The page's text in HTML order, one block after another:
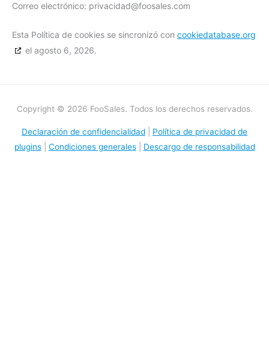
Correo electrónico: privacidad@foosales.com
Esta Política de cookies se sincronizó con cookiedatabase.org
el agosto 6, 2026.
Copyright © 2026 FooSales. Todos los derechos reservados.
Declaración de confidencialidad
Política de privacidad de
plugins| Condiciones generales| Descargo de responsabilidad